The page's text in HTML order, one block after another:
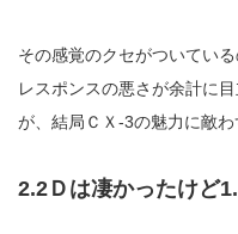
その感覚のクセがついてい
レスポンスの悪さが余計に
が、結局ＣＸ-3の魅力に敵わ
2.2Ｄは凄かったけど